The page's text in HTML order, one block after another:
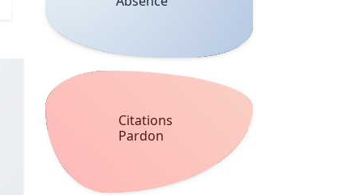
Citations
Pardon